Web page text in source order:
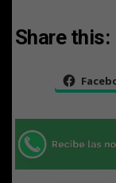
Share this: